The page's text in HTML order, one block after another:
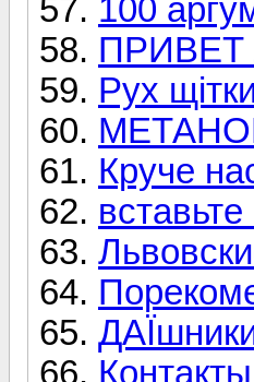
100
Рух
Круче